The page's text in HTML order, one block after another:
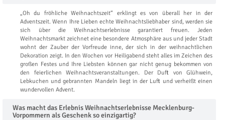
„Oh du fröhliche Weihnachtszeit“ erklingt es von überall her in der
Adventszeit. Wenn Ihre Lieben echte Weihnachtsliebhaber sind, werden sie
sich über die Weihnachtserlebnisse garantiert freuen. Jeden
Weihnachtsmarkt zeichnet eine besondere Atmosphäre aus und jeder Stadt
wohnt der Zauber der Vorfreude inne, der sich in der weihnachtlichen
Dekoration zeigt. In den Wochen vor Heiligabend steht alles im Zeichen des
großen Festes und Ihre Liebsten können gar nicht genug bekommen von
den feierlichen Weihnachtsveranstaltungen. Der Duft von Glühwein,
Lebkuchen und gebrannten Mandeln liegt in der Luft und verheißt einen
wundervollen Advent.
Was macht das Erlebnis Weihnachtserlebnisse Mecklenburg-
Vorpommern als Geschenk so einzigartig?